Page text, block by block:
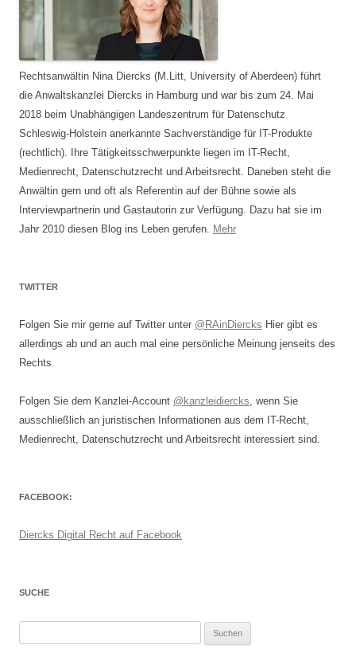
Rechtsanwältin Nina Diercks (M.Litt, University of Aberdeen) führt
die Anwaltskanzlei Diercks in Hamburg und war bis zum 24. Mai
2018 beim Unabhängigen Landeszentrum für Datenschutz
Schleswig-Holstein anerkannte Sachverständige für IT-Produkte
(rechtlich). Ihre Tätigkeitsschwerpunkte liegen im IT-Recht,
Medienrecht, Datenschutzrecht und Arbeitsrecht. Daneben steht die
Anwältin gern und oft als Referentin auf der Bühne sowie als
Interviewpartnerin und Gastautorin zur Verfügung. Dazu hat sie im
Jahr 2010 diesen Blog ins Leben gerufen. Mehr
TWITTER
Folgen Sie mir gerne auf Twitter unter @RAinDiercks Hier gibt es
allerdings ab und an auch mal eine persönliche Meinung jenseits des
Rechts.
Folgen Sie dem Kanzlei-Account @kanzleidiercks, wenn Sie
ausschließlich an juristischen Informationen aus dem IT-Recht,
Medienrecht, Datenschutzrecht und Arbeitsrecht interessiert sind.
FACEBOOK:
Diercks Digital Recht auf Facebook
SUCHE